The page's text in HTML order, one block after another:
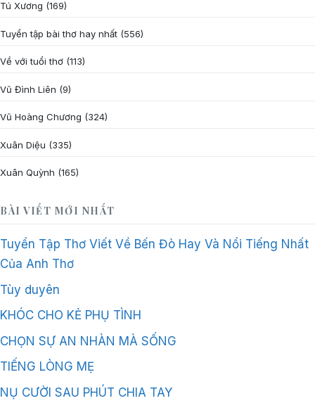
Tú Xương (169)
Tuyển tập bài thơ hay nhất (556)
Về với tuổi thơ (113)
Vũ Đình Liên (9)
Vũ Hoàng Chương (324)
Xuân Diệu (335)
Xuân Quỳnh (165)
BÀI VIẾT MỚI NHẤT
Tuyển Tập Thơ Viết Về Bến Đò Hay Và Nổi Tiếng Nhất
Của Anh Thơ
Tùy duyên
KHÓC CHO KẺ PHỤ TÌNH
CHỌN SỰ AN NHÀN MÀ SỐNG
TIẾNG LÒNG MẸ
NỤ CƯỜI SAU PHÚT CHIA TAY